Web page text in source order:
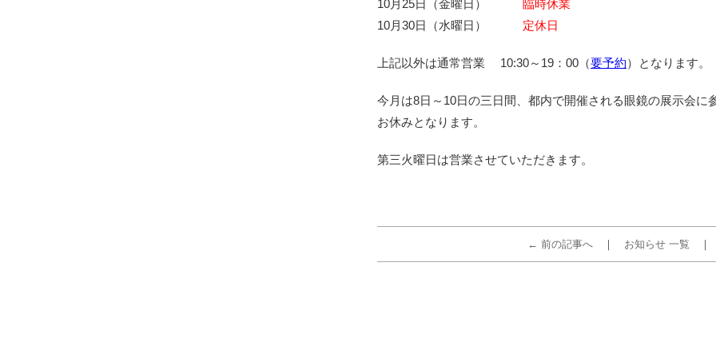
10月25日（金曜日） 臨時休業
10月30日（水曜日） 定休日
上記以外は通常営業 10:30～19：00（要予約）となります。
今月は8日～10日の三日間、都内で開催される眼鏡の展示会に
お休みとなります。
第三火曜日は営業させていただきます。
← 前の記事へ お知らせ 一覧